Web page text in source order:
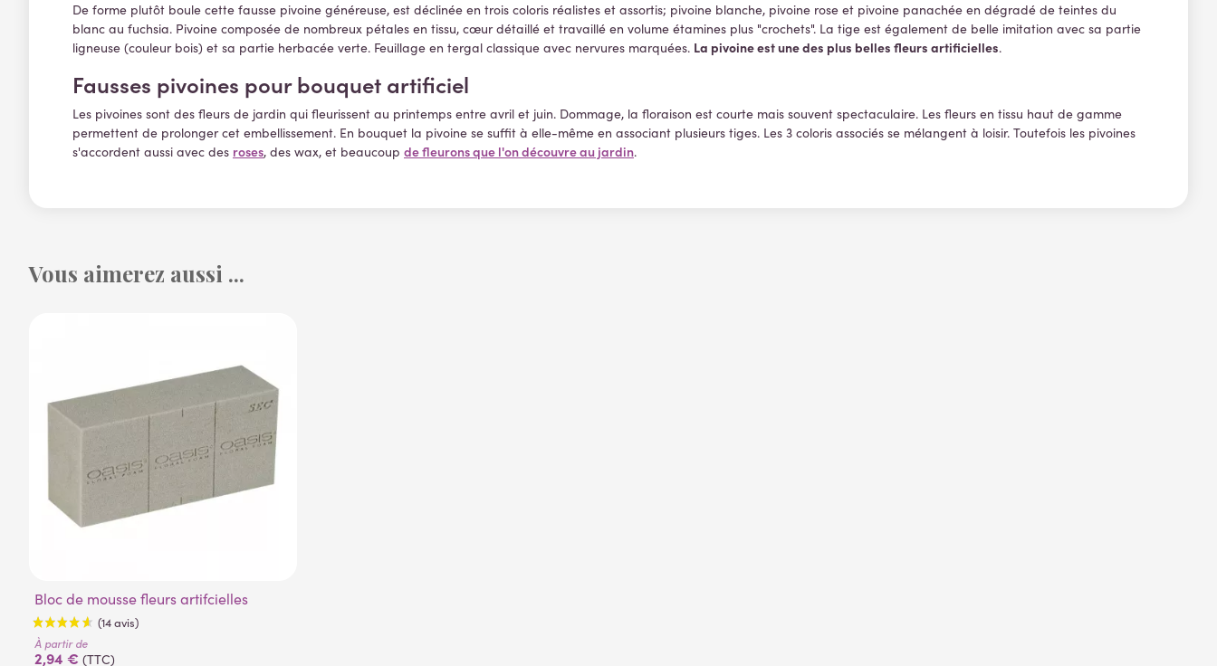
De forme plutôt boule cette fausse pivoine généreuse, est déclinée en trois coloris réalistes et assortis; pivoine blanche, pivoine rose et pivoine panachée en dégradé de teintes du
blanc au fuchsia. Pivoine composée de nombreux pétales en tissu, cœur détaillé et travaillé en volume étamines plus "crochets". La tige est également de belle imitation avec sa partie
ligneuse (couleur bois) et sa partie herbacée verte. Feuillage en tergal classique avec nervures marquées. La pivoine est une des plus belles fleurs artificielles.
Fausses pivoines pour bouquet artificiel
Les pivoines sont des fleurs de jardin qui fleurissent au printemps entre avril et juin. Dommage, la floraison est courte mais souvent spectaculaire. Les fleurs en tissu haut de gamme
permettent de prolonger cet embellissement. En bouquet la pivoine se suffit à elle-même en associant plusieurs tiges. Les 3 coloris associés se mélangent à loisir. Toutefois les pivoines
s'accordent aussi avec des roses, des wax, et beaucoup de fleurons que l'on découvre au jardin.
Vous aimerez aussi ...
Bloc de mousse fleurs artifcielles
À partir de
2,94 € (TTC)